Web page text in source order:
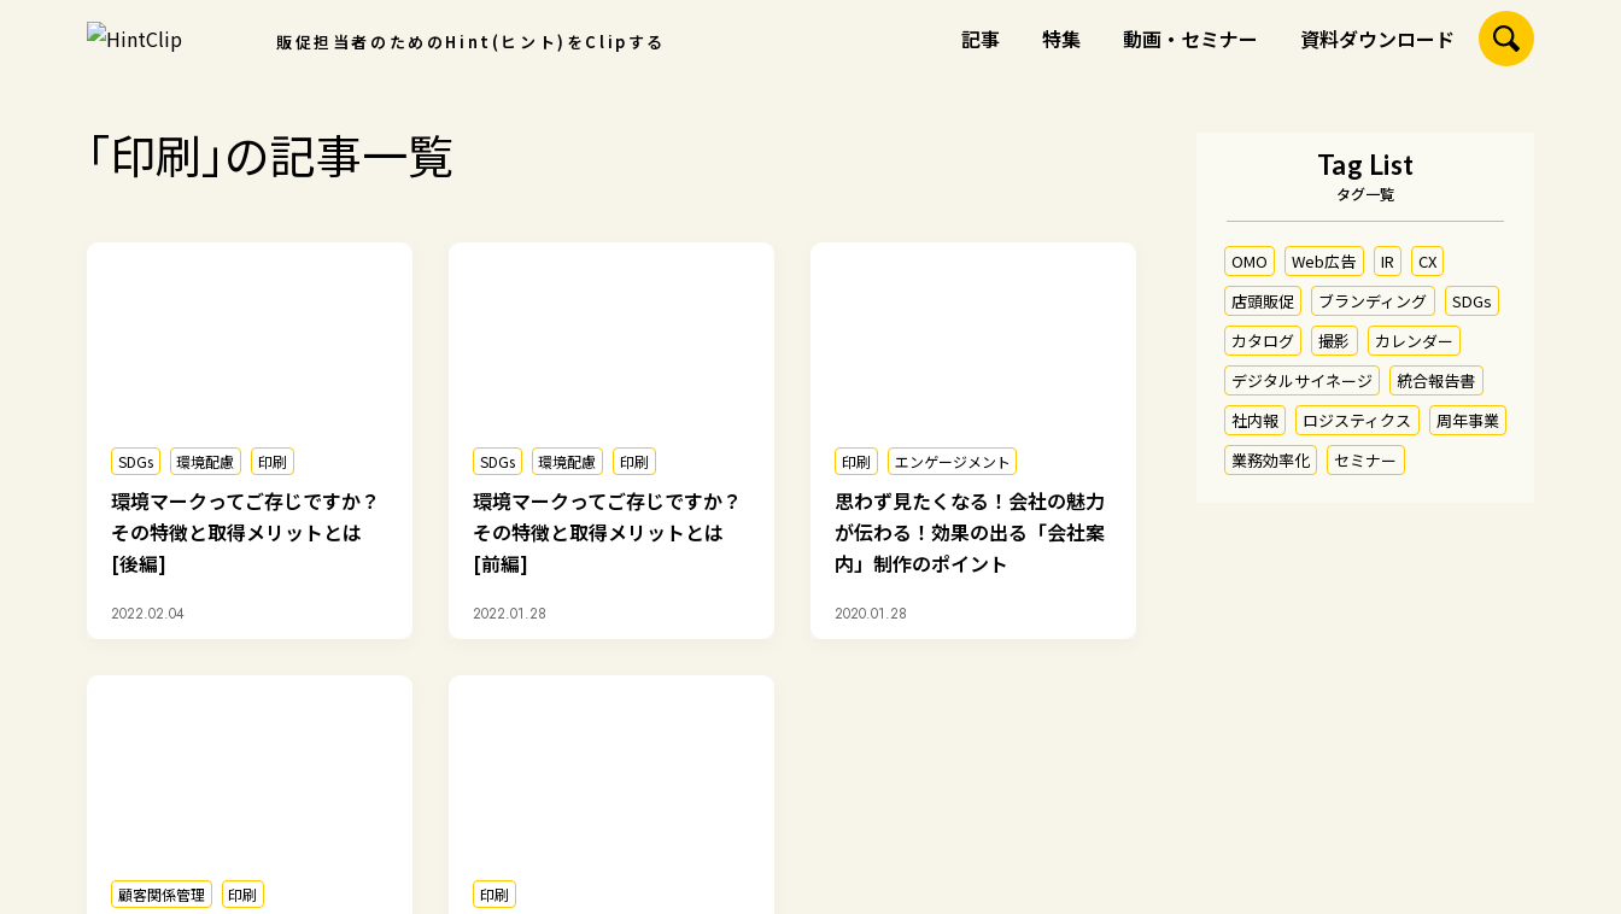
販促担当者のための Hint(ヒント)をClipする 記事 特集 動画・セミナー 資料ダウンロード
｢印刷｣の記事一覧
SDGs 環境配慮 印刷
環境マークってご存じですか？
その特徴と取得メリットとは
[後編]
2022.02.04
SDGs 環境配慮 印刷
環境マークってご存じですか？
その特徴と取得メリットとは
[前編]
2022.01.28
印刷 エンゲージメント
思わず見たくなる！会社の魅力
が伝わる！効果の出る「会社案
内」制作のポイント
2020.01.28
顧客関係管理 印刷 印刷
Tag List
タグ一覧
OMO Web広告 IR
CX
店頭販促
ブランディング
SDGs
カタログ
撮影
カレンダー
デジタルサイネージ
統合報告書
社内報
ロジスティクス
周年事業
業務効率化
セミナー